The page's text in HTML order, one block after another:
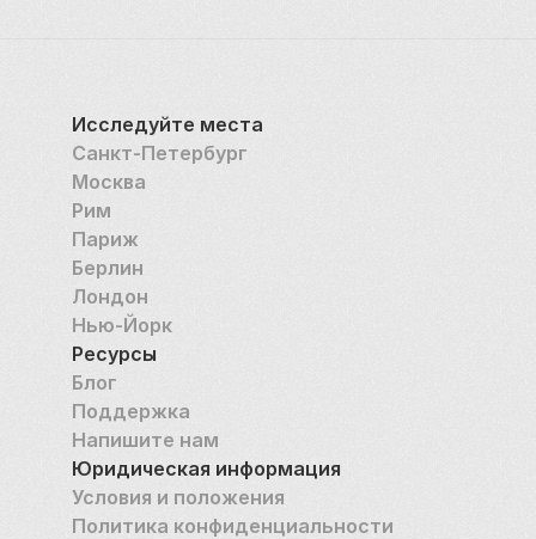
Менее известен тот факт, что в Центре Помпиду
также находится Публичная информационная
библиотека (Публичная информационная
библиотека), в которой собрана обширная
коллекция книг, средств массовой информации и
ресурсов, дополняющих внимание музея к
интеллектуальным исследованиям и культурному
обмену.
Посещение Центра Помпиду — это не просто
знакомство с современным искусством; это
возможность познакомиться с передовым
искусством, пообщаться с теми, кто заставляет
задуматься, и погрузиться в дух художественного
новаторства. Стремление музея бросить вызов
Исследуйте места
Санкт-Петербург
Москва
Рим
Париж
Берлин
Лондон
Нью-Йорк
Ресурсы
Блог
Поддержка
Напишите нам
Юридическая информация
Условия и положения
Политика конфиденциальности